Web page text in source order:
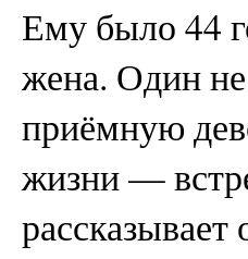
Ему было 44
жена. Один не
приёмную
жизни —
рассказывает